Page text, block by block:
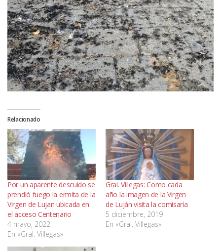
Relacionado
Por un aparente descuido se
prendió fuego la ermita de la
Virgen de Lujan ubicada en
el acceso Centenario
4 mayo, 2022
En «Gral. Villegas»
Gral. Villegas: Como cada
año la imagen de la Virgen
de Luján visita la comisaría
5 diciembre, 2019
En «Gral. Villegas»